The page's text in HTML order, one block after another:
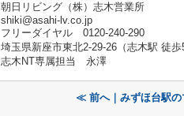
朝日リビング（株）志木営業所
shiki@asahi-lv.co.jp
フリーダイヤル 0120-240-290
埼玉県新座市東北2-29-26（志木駅 徒歩
志木NT専属担当 永澤
≪ 前へ｜みずほ台駅の